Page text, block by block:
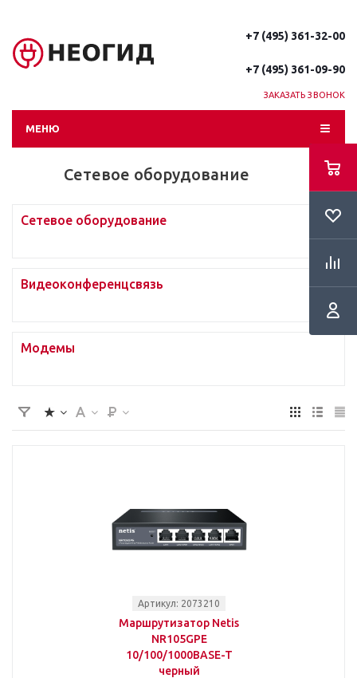
+7 (495) 361-32-00
+7 (495) 361-09-90
ЗАКАЗАТЬ ЗВОНОК
МЕНЮ
Сетевое оборудование
Cетевое оборудование
Видеоконференцсвязь
Модемы
Артикул: 2073210
Маршрутизатор Netis
NR105GPE
10/100/1000BASE-T
черный